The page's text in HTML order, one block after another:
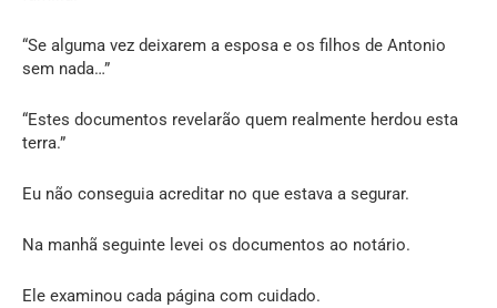
“Se alguma vez deixarem a esposa e os filhos de Antonio
sem nada…”
“Estes documentos revelarão quem realmente herdou esta
terra.”
Eu não conseguia acreditar no que estava a segurar.
Na manhã seguinte levei os documentos ao notário.
Ele examinou cada página com cuidado.